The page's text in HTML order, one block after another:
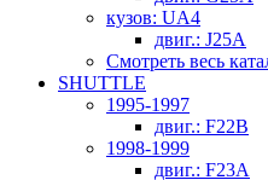
кузов: UA4
двиг.: J25A
Смотреть весь
SHUTTLE
1995-1997
двиг.: F22B
1998-1999
двиг.: F23A